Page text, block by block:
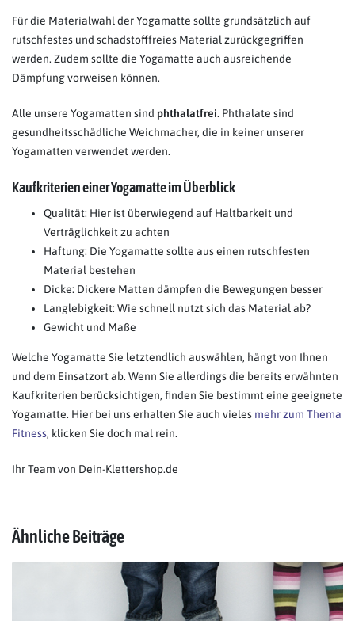
Für die Materialwahl der Yogamatte sollte grundsätzlich auf
rutschfestes und schadstofffreies Material zurückgegriffen
werden. Zudem sollte die Yogamatte auch ausreichende
Dämpfung vorweisen können.
Alle unsere Yogamatten sind phthalatfrei. Phthalate sind
gesundheitsschädliche Weichmacher, die in keiner unserer
Yogamatten verwendet werden.
Kaufkriterien einer Yogamatte im Überblick
Qualität: Hier ist überwiegend auf Haltbarkeit und
Verträglichkeit zu achten
Haftung: Die Yogamatte sollte aus einen rutschfesten
Material bestehen
Dicke: Dickere Matten dämpfen die Bewegungen besser
Langlebigkeit: Wie schnell nutzt sich das Material ab?
Gewicht und Maße
Welche Yogamatte Sie letztendlich auswählen, hängt von Ihnen
und dem Einsatzort ab. Wenn Sie allerdings die bereits erwähnten
Kaufkriterien berücksichtigen, finden Sie bestimmt eine geeignete
Yogamatte. Hier bei uns erhalten Sie auch vieles mehr zum Thema
Fitness, klicken Sie doch mal rein.
Ihr Team von Dein-Klettershop.de
Ähnliche Beiträge